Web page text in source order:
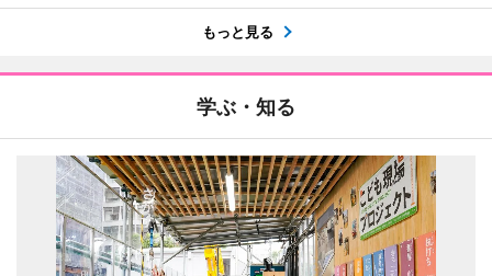
もっと見る
学ぶ・知る